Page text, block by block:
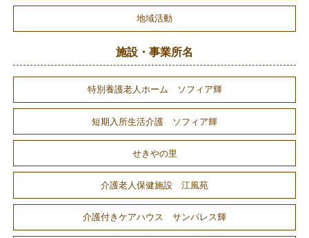
地域活動
施設・事業所名
特別養護老人ホーム ソフィア輝
短期入所生活介護 ソフィア輝
せきやの里
介護老人保健施設 江風苑
介護付きケアハウス サンパレス輝